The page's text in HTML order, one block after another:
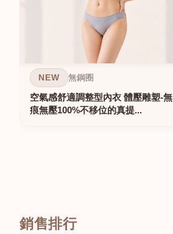
NEW 無鋼圈
空氣感舒適調整型內衣 體壓雕塑-無
痕無壓100%不移位的真提...
銷售排行